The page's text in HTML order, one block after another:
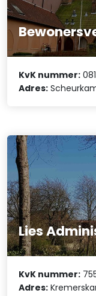
KvK nummer:
Adres:
Lies
KvK nummer:
Adres: